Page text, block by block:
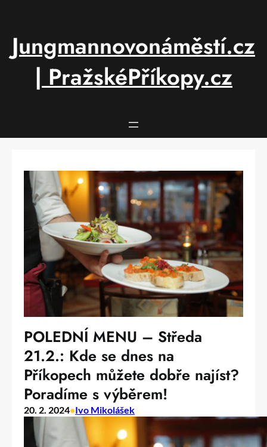
Jungmannovonáměstí.cz
| PražskéPříkopy.cz
POLEDNÍ MENU – Středa
21.2.: Kde se dnes na
Příkopech můžete dobře najíst?
Poradíme s výběrem!
20. 2. 2024•Ivo Mikolášek